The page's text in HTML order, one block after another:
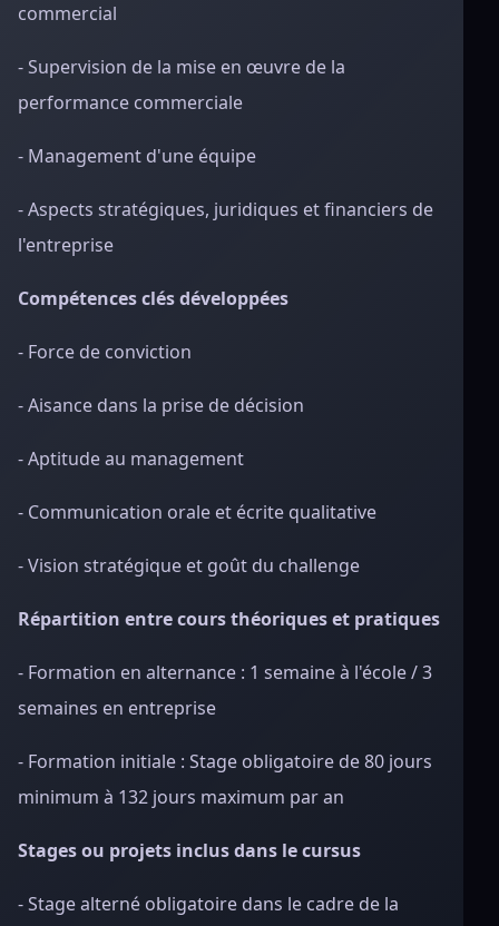
commercial
- Supervision de la mise en œuvre de la
performance commerciale
- Management d'une équipe
- Aspects stratégiques, juridiques et financiers de
l'entreprise
Compétences clés développées
- Force de conviction
- Aisance dans la prise de décision
- Aptitude au management
- Communication orale et écrite qualitative
- Vision stratégique et goût du challenge
Répartition entre cours théoriques et pratiques
- Formation en alternance : 1 semaine à l'école / 3
semaines en entreprise
- Formation initiale : Stage obligatoire de 80 jours
minimum à 132 jours maximum par an
Stages ou projets inclus dans le cursus
- Stage alterné obligatoire dans le cadre de la